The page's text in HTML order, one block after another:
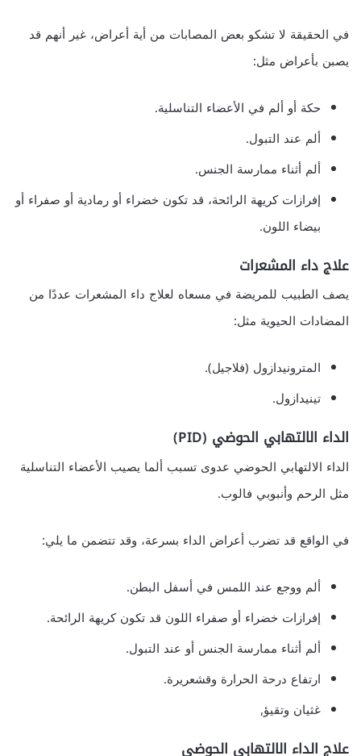
في الحقيقة لا تشكو بعض المصابات من أية أعراض، غير أنهم قد
يصبن بأعراض مثل:
حكة أو ألم في الأعضاء التناسلية.
ألم عند التبول.
ألم أثناء ممارسة الجنس.
إفرازات كريهة الرائحة، قد تكون خضراء أو رمادية أو صفراء أو
بيضاء اللون.
علاج داء المشعرات
يصف الطبيب للمريضة في مسعاه لعلاج داء المشعرات عددًا من
المضادات الحيوية مثل:
المترونيدازول (فلاجيل).
تينيدازول.
الداء الالتهابي الحوضي (PID)
الداء الالتهابي الحوضي عدوى تسبب ألما يصيب الأعضاء التناسلية
مثل الرحم وأنبوبي فالوب.
في الواقع قد تضرب أعراض الداء بسرعة، وقد تتضمن ما يلي:
ألم ووجع عند اللمس في أسفل البطن.
إفرازات خضراء أو صفراء اللون قد تكون كريهة الرائحة.
ألم أثناء ممارسة الجنس أو عند التبول.
ارتفاع درحة الحرارة وقشعريرة.
غثيان وتقيؤ,
علاج الداء الالتهابي الحوضي